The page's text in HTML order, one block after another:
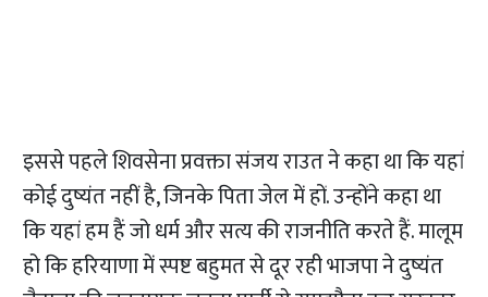
इससे पहले शिवसेना प्रवक्ता संजय राउत ने कहा था कि यहां
कोई दुष्यंत नहीं है, जिनके पिता जेल में हों. उन्होंने कहा था
कि यहां हम हैं जो धर्म और सत्य की राजनीति करते हैं. मालूम
हो कि हरियाणा में स्पष्ट बहुमत से दूर रही भाजपा ने दुष्यंत